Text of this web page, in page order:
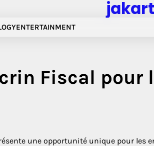
ENTERTAINMENT
Fiscal pour
une opportunité unique pour les